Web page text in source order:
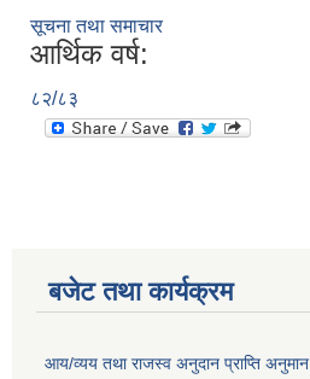
सूचना तथा समाचार
आर्थिक वर्ष:
८२/८३
बजेट तथा कार्यक्रम
आय/व्यय तथा राजस्व अनुदान प्राप्ति अनुमान